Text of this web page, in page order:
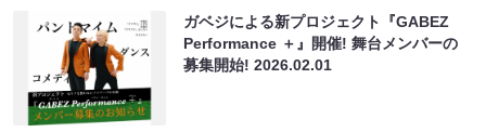
ガベジによる新プロジェクト『GABEZ
Performance ＋』開催! 舞台メンバーの
募集開始!2026.02.01